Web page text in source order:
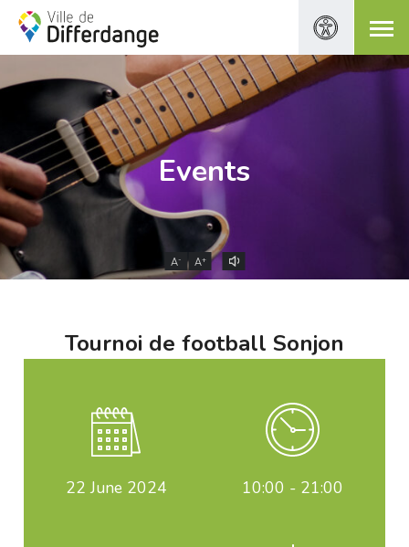
Events
A- A+
Tournoi de football Sonjon
22 June 2024 10:00 - 21:00